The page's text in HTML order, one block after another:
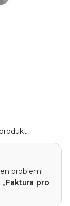
problem!
„Faktura pro